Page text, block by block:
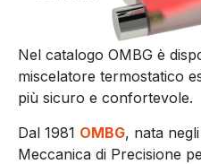
Nel catalogo OMBG è
miscelatore termostatico
più sicuro e confortevole.
Dal 1981 OMBG, nata
Meccanica di Precisione